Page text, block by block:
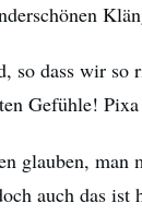
so dass wir so
Gefühle!
glauben, man
auch das ist